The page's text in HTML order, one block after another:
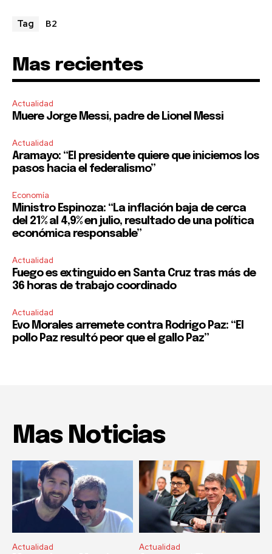
I've read and accept thePrivacy Policy.
Tag B2
Mas recientes
Actualidad
Muere Jorge Messi, padre de Lionel Messi
Actualidad
Aramayo: “El presidente quiere que iniciemos los
pasos hacia el federalismo”
Economía
Ministro Espinoza: “La inflación baja de cerca
del 21% al 4,9% en julio, resultado de una política
económica responsable”
Actualidad
Fuego es extinguido en Santa Cruz tras más de
36 horas de trabajo coordinado
Actualidad
Evo Morales arremete contra Rodrigo Paz: “El
pollo Paz resultó peor que el gallo Paz”
Mas Noticias
Actualidad Actualidad